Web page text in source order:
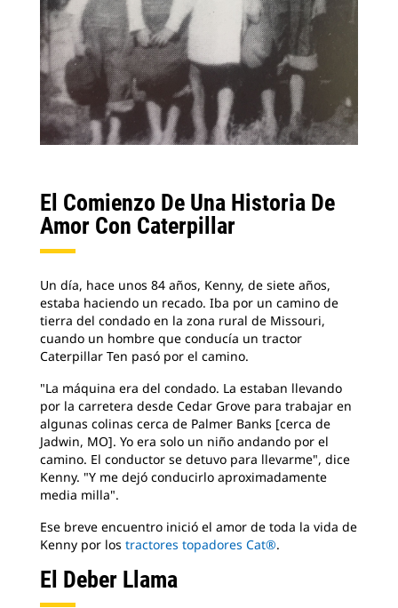
El Comienzo De Una Historia De
Amor Con Caterpillar
Un día, hace unos 84 años, Kenny, de siete años,
estaba haciendo un recado. Iba por un camino de
tierra del condado en la zona rural de Missouri,
cuando un hombre que conducía un tractor
Caterpillar Ten pasó por el camino.
"La máquina era del condado. La estaban llevando
por la carretera desde Cedar Grove para trabajar en
algunas colinas cerca de Palmer Banks [cerca de
Jadwin, MO]. Yo era solo un niño andando por el
camino. El conductor se detuvo para llevarme", dice
Kenny. "Y me dejó conducirlo aproximadamente
media milla".
Ese breve encuentro inició el amor de toda la vida de
Kenny por los tractores topadores Cat®.
El Deber Llama